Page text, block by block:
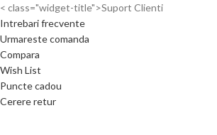
< class="widget-title">Suport Clienti
Intrebari frecvente
Urmareste comanda
Compara
Wish List
Puncte cadou
Cerere retur